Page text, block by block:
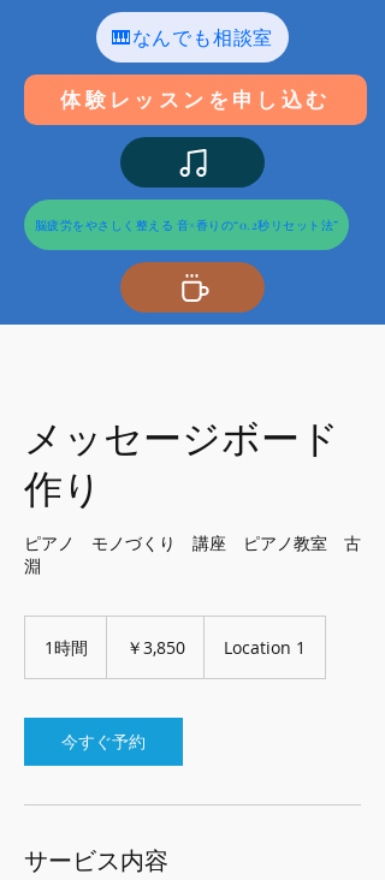
🎹なんでも相談室
体験レッスンを申し込む
脳疲労をやさしく整える 音×香りの“0.2秒リセット法”
メッセージボード
作り
ピアノ モノづくり 講座 ピアノ教室 古
淵
1時間 ￥3,850 Location 1
今すぐ予約
サービス内容